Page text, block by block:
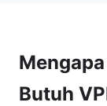
Butuh